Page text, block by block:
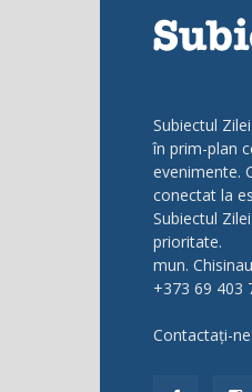
Subiectul
în prim-plan
evenimente.
conectat la
Subiectul
prioritate.
mun.
+373 69 403
Contactați-ne: